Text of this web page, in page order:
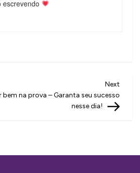
escrevendo
Next
bem na prova – Garanta seu sucesso
nesse dia!